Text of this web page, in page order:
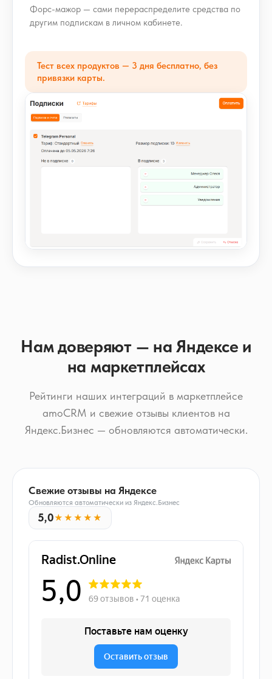
Форс-мажор — сами перераспределите средства по
другим подпискам в личном кабинете.
Тест всех продуктов — 3 дня бесплатно, без
привязки карты.
Нам доверяют — на Яндексе и
на маркетплейсах
Рейтинги наших интеграций в маркетплейсе
amoCRM и свежие отзывы клиентов на
Яндекс.Бизнес — обновляются автоматически.
Свежие отзывы на Яндексе
Обновляются автоматически из Яндекс.Бизнес
5,0★★★★★